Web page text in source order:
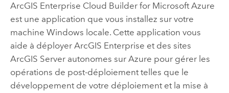
ArcGIS Enterprise Cloud Builder for Microsoft Azure
est une application que vous installez sur votre
machine Windows locale. Cette application vous
aide à déployer ArcGIS Enterprise et des sites
ArcGIS Serverautonomes sur Azure pour gérer les
opérations de post-déploiement telles que le
développement de votre déploiement et la mise à